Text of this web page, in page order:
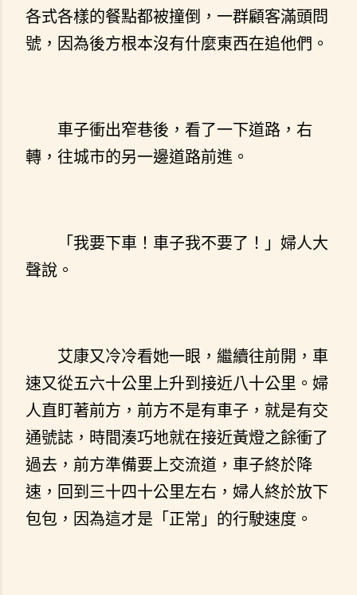
各式各樣的餐點都被撞倒，一群顧客滿頭問
號，因為後方根本沒有什麼東西在追他們。
車子衝出窄巷後，看了一下道路，右
轉，往城市的另一邊道路前進。
「我要下車！車子我不要了！」婦人大
聲說。
艾康又冷冷看她一眼，繼續往前開，車
速又從五六十公里上升到接近八十公里。婦
人直盯著前方，前方不是有車子，就是有交
通號誌，時間湊巧地就在接近黃燈之餘衝了
過去，前方準備要上交流道，車子終於降
速，回到三十四十公里左右，婦人終於放下
包包，因為這才是「正常」的行駛速度。